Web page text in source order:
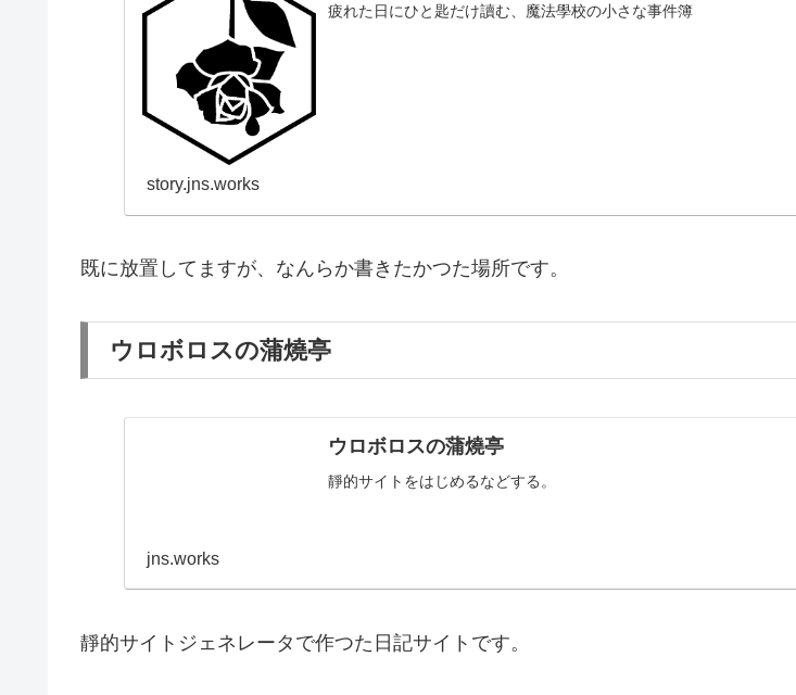
疲れた日にひと匙だけ讀む、魔法學校の小さな事件簿
story.jns.works
既に放置してますが、なんらか書きたかつた場所です。
ウロボロスの蒲燒亭
ウロボロスの蒲燒亭
靜的サイトをはじめるなどする。
jns.works
靜的サイトジェネレータで作つた日記サイトです。